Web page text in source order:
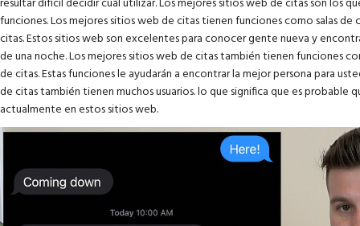
funciones. Los mejores sitios web de citas tienen funciones como salas
citas. Estos sitios web son excelentes para conocer gente nueva y
de una noche. Los mejores sitios web de citas también tienen funciones
de citas. Estas funciones le ayudarán a encontrar la mejor persona para
de citas también tienen muchos usuarios. lo que significa que es probable
actualmente en estos sitios web.